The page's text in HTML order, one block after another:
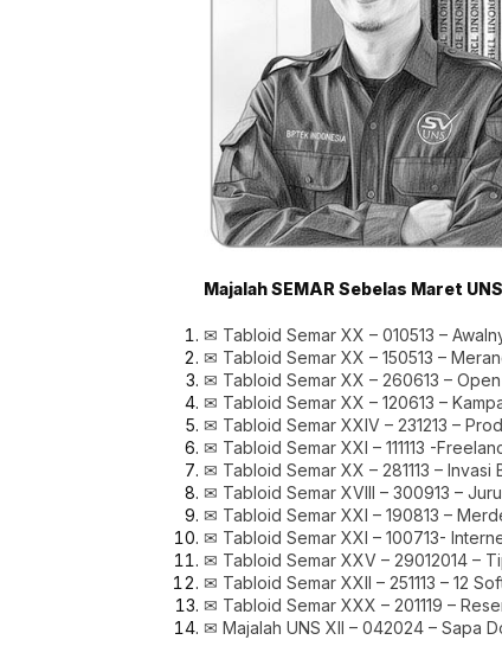
Majalah SEMAR Sebelas Maret UNS
✉ Tabloid Semar XX – 010513 –
✉ Tabloid Semar XX – 150513 –
✉ Tabloid Semar XX – 260613 –
✉ Tabloid Semar XX – 120613 –
✉ Tabloid Semar XXIV – 231213 –
✉ Tabloid Semar XXI – 111113 -
✉ Tabloid Semar XX – 281113 –
✉ Tabloid Semar XVIII – 300913 –
✉ Tabloid Semar XXI – 190813 –
✉ Tabloid Semar XXI – 100713-
✉ Tabloid Semar XXV – 29012014 –
✉ Tabloid Semar XXII – 251113 – 12
✉ Tabloid Semar XXX – 201119 –
✉ Majalah UNS XII – 042024 – Sapa